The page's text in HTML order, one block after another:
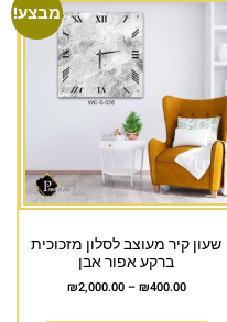
מבצע!
שעון קיר מעוצב לסלון מזכוכית
ברקע אפור אבן
₪400.00
–
₪2,000.00